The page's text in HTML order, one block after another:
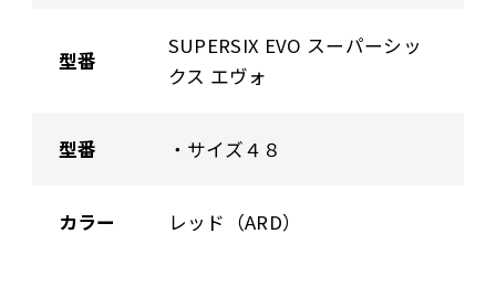
型番
SUPERSIX EVO スーパーシッ
クス エヴォ
型番 ・サイズ４８
カラー レッド（ARD）